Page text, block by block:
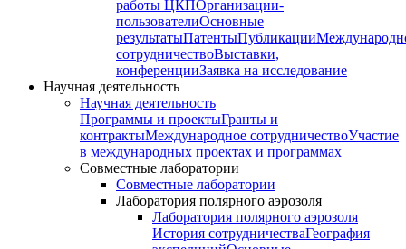
работы ЦКПОрганизации-
пользователиОсновные
результатыПатентыПубликации
сотрудничествоВыставки,
конференцииЗаявка на исследование
Научная деятельность
Научная деятельность
Программы и проектыГранты и
контрактыМеждународное сотрудничествоУчастие
в международных проектах и программах
Совместные лаборатории
Совместные лаборатории
Лаборатория полярного аэрозоля
Лаборатория полярного аэрозоля
История сотрудничестваГеография